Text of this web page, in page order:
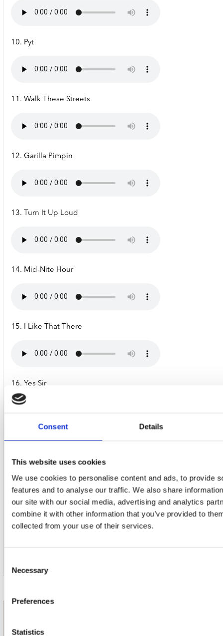
Consent Details
This website uses cookies
We use cookies to personalise content and ads, to provide
features and to analyse our traffic. We also share
our site with our social media, advertising and analytics
combine it with other information that you’ve provided to
collected from your use of their services.
Selection
Necessary
Preferences
Statistics
10. Pyt
11. Walk These Streets
12. Garilla Pimpin
13. Turn It Up Loud
14. Mid-Nite Hour
15. I Like That There
16. Yes Sir
17. Ahh
18. All I Ask Of You